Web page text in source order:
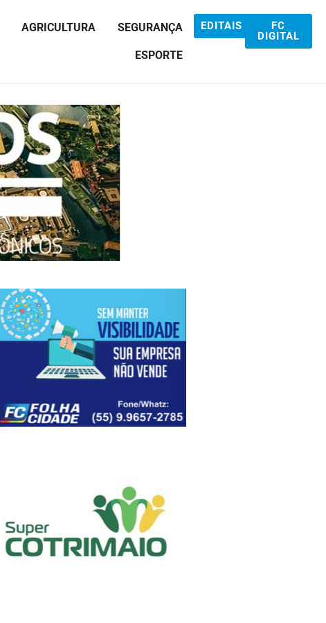
AGRICULTURA SEGURANÇA
ESPORTE
EDITAIS
FC
DIGITAL